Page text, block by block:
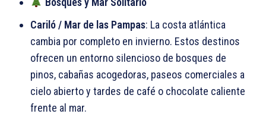
Cariló / Mar de las Pampas: La costa atlántica
cambia por completo en invierno. Estos destinos
ofrecen un entorno silencioso de bosques de
pinos, cabañas acogedoras, paseos comerciales a
cielo abierto y tardes de café o chocolate caliente
frente al mar.